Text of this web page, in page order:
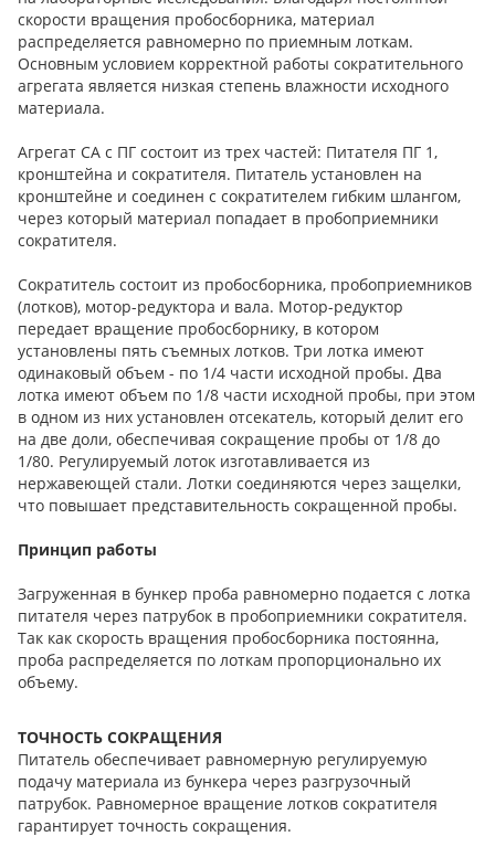
скорости вращения пробосборника, материал
распределяется равномерно по приемным лоткам.
Основным условием корректной работы сократительного
агрегата является низкая степень влажности исходного
материала.
Агрегат СА с ПГ состоит из трех частей: Питателя ПГ 1,
кронштейна и сократителя. Питатель установлен на
кронштейне и соединен с сократителем гибким шлангом,
через который материал попадает в пробоприемники
сократителя.
Сократитель состоит из пробосборника, пробоприемников
(лотков), мотор-редуктора и вала. Мотор-редуктор
передает вращение пробосборнику, в котором
установлены пять съемных лотков. Три лотка имеют
одинаковый объем - по 1/4 части исходной пробы. Два
лотка имеют объем по 1/8 части исходной пробы, при этом
в одном из них установлен отсекатель, который делит его
на две доли, обеспечивая сокращение пробы от 1/8 до
1/80. Регулируемый лоток изготавливается из
нержавеющей стали. Лотки соединяются через защелки,
что повышает представительность сокращенной пробы.
Принцип работы
Загруженная в бункер проба равномерно подается с лотка
питателя через патрубок в пробоприемники сократителя.
Так как скорость вращения пробосборника постоянна,
проба распределяется по лоткам пропорционально их
объему.
ТОЧНОСТЬ СОКРАЩЕНИЯ
Питатель обеспечивает равномерную регулируемую
подачу материала из бункера через разгрузочный
патрубок. Равномерное вращение лотков сократителя
гарантирует точность сокращения.